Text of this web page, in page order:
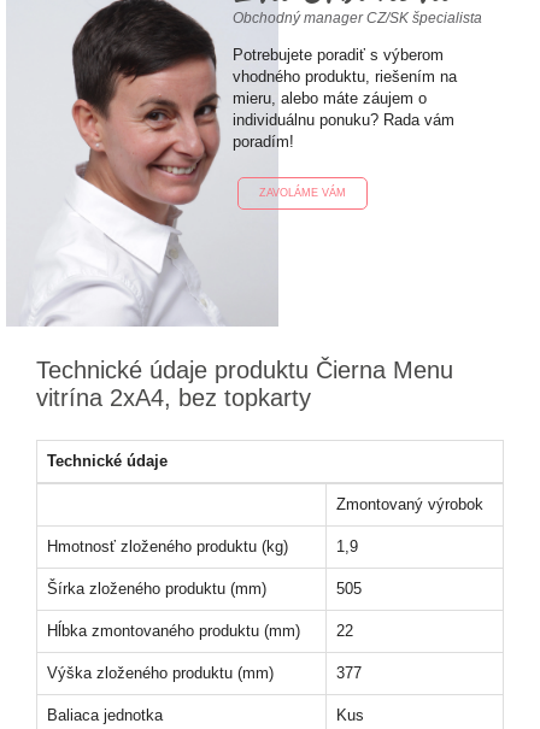
Obchodný manager CZ/SK špecialista
Potrebujete poradiť s výberom
vhodného produktu, riešením na
mieru, alebo máte záujem o
individuálnu ponuku? Rada vám
poradím!
ZAVOLÁME VÁM
Technické údaje produktu Čierna Menu
vitrína 2xA4, bez topkarty
Technické údaje
Zmontovaný výrobok
Hmotnosť zloženého produktu (kg) 1,9
Šírka zloženého produktu (mm) 505
Hĺbka zmontovaného produktu (mm) 22
Výška zloženého produktu (mm) 377
Baliaca jednotka Kus